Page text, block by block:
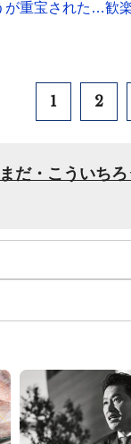
が重宝された…歓
1 2
だ・こういちろ